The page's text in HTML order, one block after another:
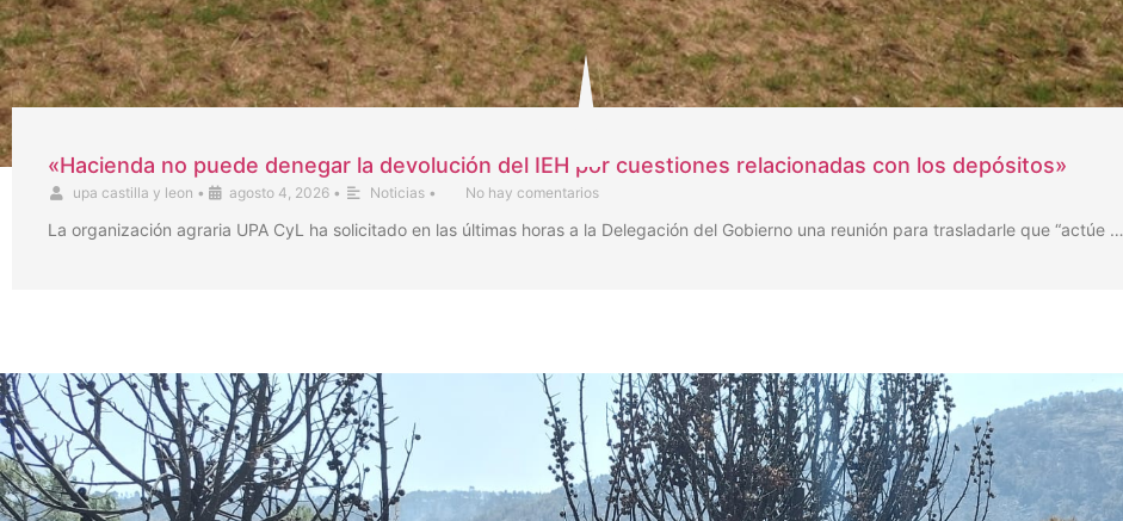
«Hacienda no puede denegar la devolución del IEH por cuestiones relacionadas con los depósitos»
upa castilla y leon • agosto 4, 2026 • Noticias • No hay comentarios
La organización agraria UPA CyL ha solicitado en las últimas horas a la Delegación del Gobierno una reunión para trasladarle que “actúe …